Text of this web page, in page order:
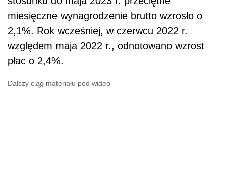
miesięczne wynagrodzenie brutto wzrosło o
2,1%. Rok wcześniej, w czerwcu 2022 r.
względem maja 2022 r., odnotowano wzrost
płac o 2,4%.
Dalszy ciąg materiału pod wideo